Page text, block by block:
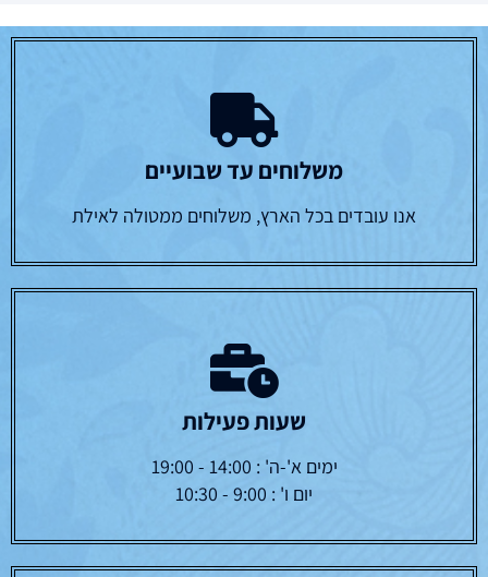
משלוחים עד שבועיים
אנו עובדים בכל הארץ, משלוחים ממטולה לאילת
שעות פעילות
ימים א'-ה' : 14:00 - 19:00
יום ו' : 9:00 - 10:30